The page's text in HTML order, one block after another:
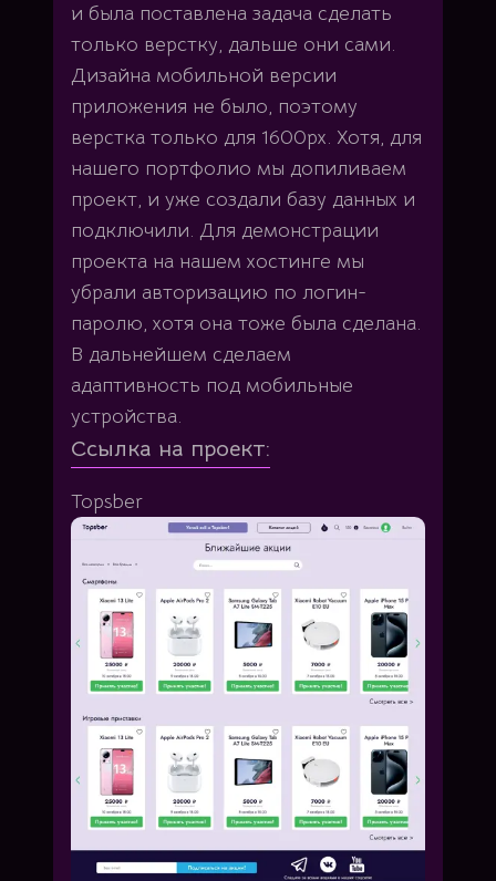
и была поставлена задача сделать
только верстку, дальше они сами.
Дизайна мобильной версии
приложения не было, поэтому
верстка только для 1600px. Хотя, для
нашего портфолио мы допиливаем
проект, и уже создали базу данных и
подключили. Для демонстрации
проекта на нашем хостинге мы
убрали авторизацию по логин-
паролю, хотя она тоже была сделана.
В дальнейшем сделаем
адаптивность под мобильные
устройства.
Ссылка на проект:
Topsber